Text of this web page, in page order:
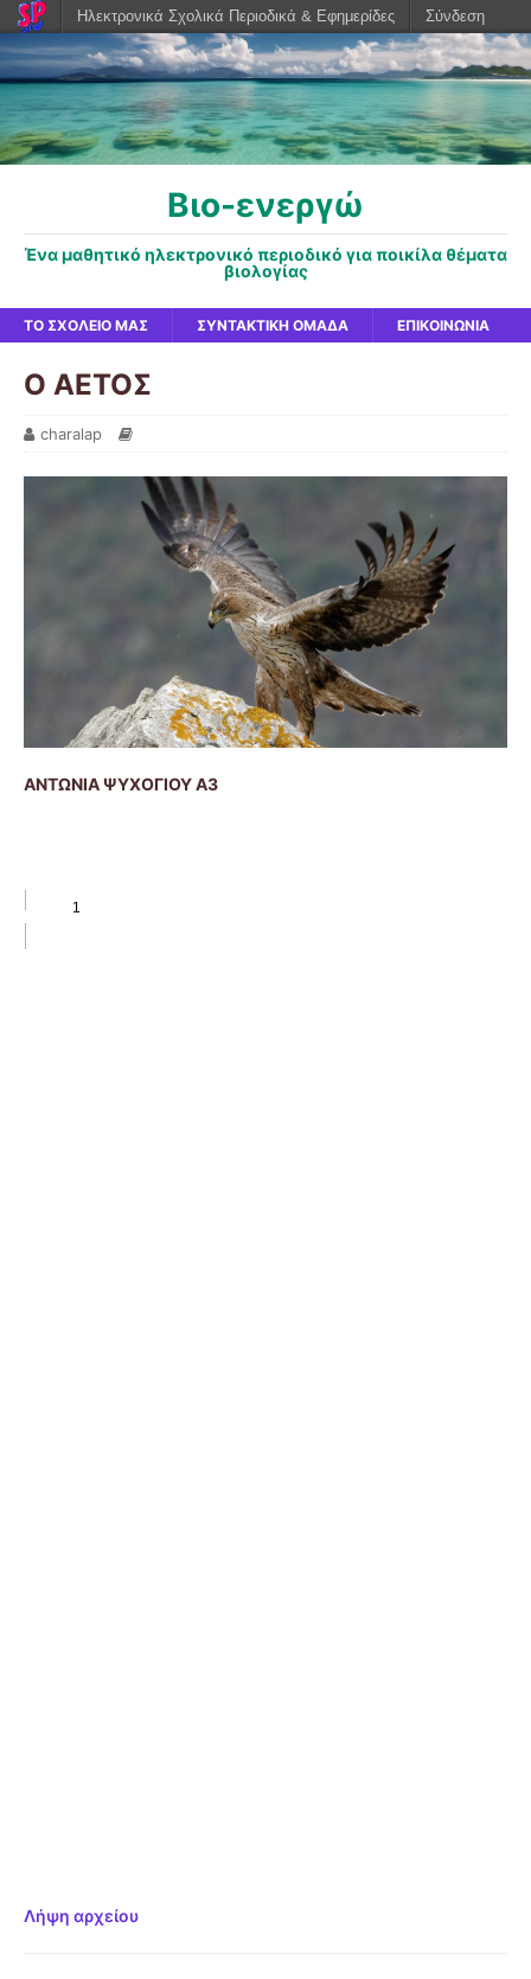
Βιο-ενεργώ
Ένα μαθητικό ηλεκτρονικό περιοδικό για ποικίλα θέματα
βιολογίας
ΤΟ ΣΧΟΛΕΊΟ ΜΑΣ ΣΥΝΤΑΚΤΙΚΉ ΟΜΆΔΑ ΕΠΙΚΟΙΝΩΝΊΑ
Ο ΑΕΤΟΣ
charalap
ΑΝΤΩΝΙΑ ΨΥΧΟΓΙΟΥ Α3
Λήψη αρχείου
Ηλεκτρονικά Σχολικά Περιοδικά & Εφημερίδες Σύνδεση